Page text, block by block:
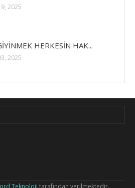
2025
HERKESİN HAK...
2025
Teknoloji tarafından verilmektedir.